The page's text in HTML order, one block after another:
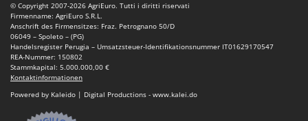
W
Wasserpumpen
Wasserpumpen für Traktoren
Wein- und Obstpressen
Wein- und Ölschichtenfilter
Weitere Produkte
Komo
L
Laica
Lampacrescia - MGM
Landxcape
LAR Casalinghi
© Copyright 2007-2026 AgriEuro. Tutti i diritti riservati
Firmenname: AgriEuro S.R.L.
Anschrift des Firmensitzes: Fraz. Petrognano 50/D
06049 – Spoleto – (PG)
Handelsregister Perugia – Umsatzsteuer-Identifikationsnummer IT01629170547
REA-Nummer: 150802
Stammkapital: 5.000.000,00 €
Kontaktinformationen
Powered by Kaleido | Digital Productions - www.kalei.do